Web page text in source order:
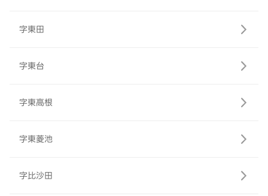
字東田
字東台
字東高根
字東菱池
字比沙田